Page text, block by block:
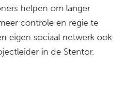
helpen om langer
controle en regie te
eigen sociaal netwerk ook
in de Stentor.